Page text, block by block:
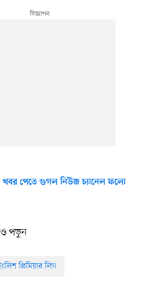
পেতে গুগল নিউজ চ্যানেল ফলো
পড়ুন
প্রিমিয়ার লিগ